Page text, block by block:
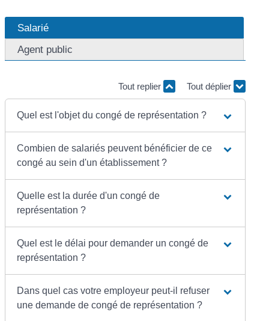
Salarié
Agent public
Tout replier Tout déplier
Quel est l'objet du congé de représentation ?
Combien de salariés peuvent bénéficier de ce
congé au sein d'un établissement ?
Quelle est la durée d'un congé de
représentation ?
Quel est le délai pour demander un congé de
représentation ?
Dans quel cas votre employeur peut-il refuser
une demande de congé de représentation ?